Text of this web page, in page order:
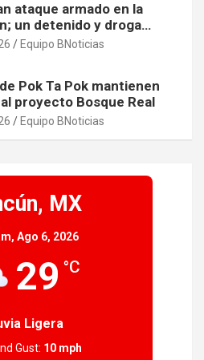
ataque armado en la
un detenido y droga
tras persecución
Equipo BNoticias
Pok Ta Pok mantienen
proyecto Bosque Real
Equipo BNoticias
MX
Ago 6, 2026
29 °C
Ligera
Gust: 10 mph